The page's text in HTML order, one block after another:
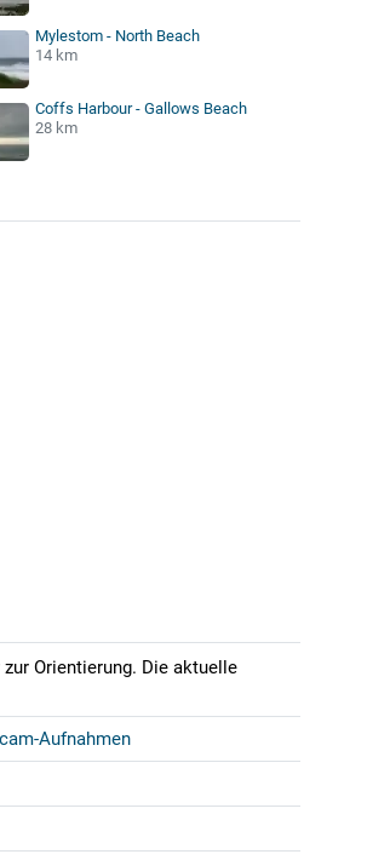
Mylestom - North Beach
14 km
Coffs Harbour - Gallows Beach
28 km
Orientierung. Die aktuelle
Aufnahmen